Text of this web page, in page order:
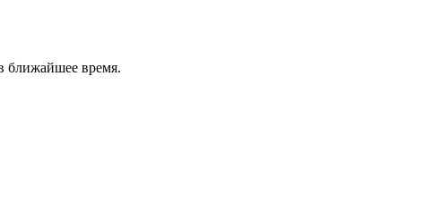
ближайшее время.